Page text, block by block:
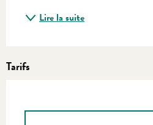
Lire la suite
Tarifs